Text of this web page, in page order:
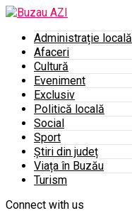
Administrație locală
Afaceri
Cultură
Eveniment
Exclusiv
Politică locală
Social
Sport
Știri din județ
Viața în Buzău
Turism
Connect with us